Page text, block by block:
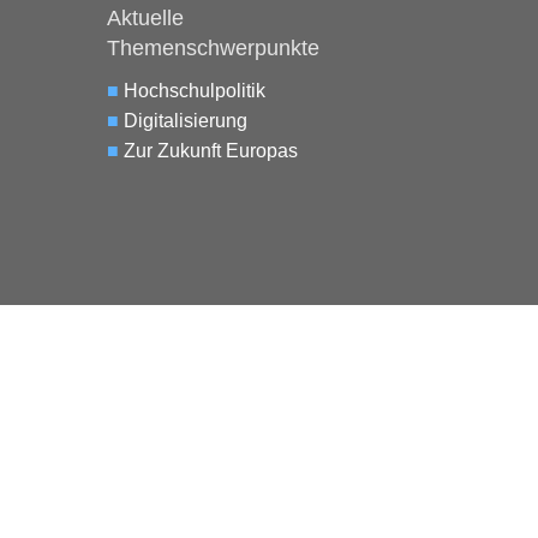
Aktuelle
Themenschwerpunkte
■ Hochschulpolitik
■ Digitalisierung
■ Zur Zukunft Europas